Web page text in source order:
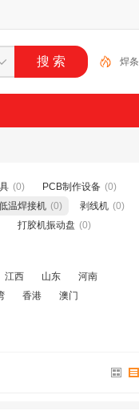
焊条
(0) PCB制作设备 (0)
温焊接机 (0) 剥线机 (0)
打胶机振动盘 (0)
江西 山东
河南
香港 澳门